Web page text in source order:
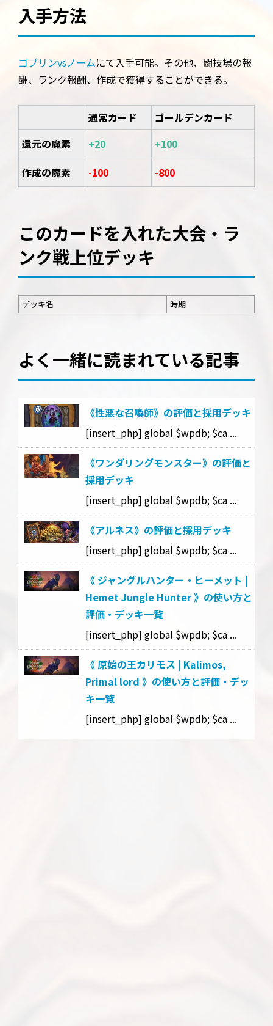
入手方法
ゴブリンvsノームにて入手可能。その他、闘技場の報
酬、ランク報酬、作成で獲得することができる。
通常カード
ゴールデンカード
還元の魔素
+20
+100
作成の魔素
-100 -800
このカードを入れた大会・ラ
ンク戦上位デッキ
デッキ名 時期
よく一緒に読まれている記事
《性悪な召喚師》の評価と採用デッキ
[insert_php] global $wpdb; $ca ...
《ワンダリングモンスター》の評価と
採用デッキ
[insert_php] global $wpdb; $ca ...
《アルネス》の評価と採用デッキ
[insert_php] global $wpdb; $ca ...
《 ジャングルハンター・ヒーメット |
Hemet Jungle Hunter 》の使い方と
評価・デッキ一覧
[insert_php] global $wpdb; $ca ...
《 原始の王カリモス | Kalimos,
Primal lord 》の使い方と評価・デッ
キ一覧
[insert_php] global $wpdb; $ca ...